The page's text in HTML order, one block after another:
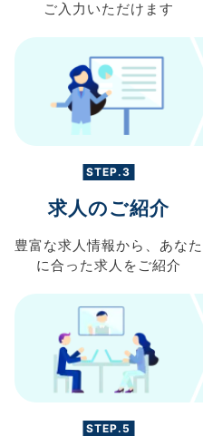
ご入力 いただけます
STEP.3
求人のご紹介
豊富な求人情報から、 あなた
に合った求人を ご紹介
STEP.5